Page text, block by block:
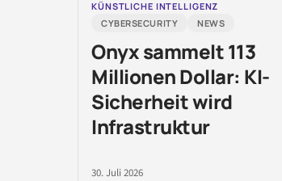
KÜNSTLICHE INTELLIGENZ
CYBERSECURITY
NEWS
Onyx sammelt 113
Millionen Dollar: KI-
Sicherheit wird
Infrastruktur
30. Juli 2026